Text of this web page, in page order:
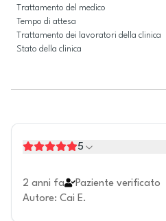
Trattamento del medico
Tempo di attesa
Trattamento dei lavoratori della clinica
Stato della clinica
5
2 anni fa
Paziente verificato
Autore: Cai E.